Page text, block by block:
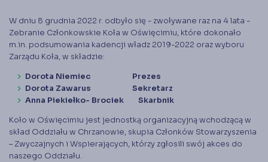
Stowarzyszenie
Kontakt
Zostań członkiem SKwP
W dniu 8 grudnia 2022 r. odbyło się - zwoływane raz na 4 lata -
Zebranie Członkowskie Koła w Oświęcimiu, które dokonało
m.in. podsumowania kadencji władz 2019-2022 oraz wyboru
Zarządu Koła, w składzie:
Dorota Niemiec Prezes
Dorota Zawarus Sekretarz
Anna Piekiełko- Brociek Skarbnik
Koło w Oświęcimiu jest jednostką organizacyjną wchodzącą w
skład Oddziału w Chrzanowie, skupia Członków Stowarzyszenia
– Zwyczajnych i Wspierających, którzy zgłosili swój akces do
naszego Oddziału.